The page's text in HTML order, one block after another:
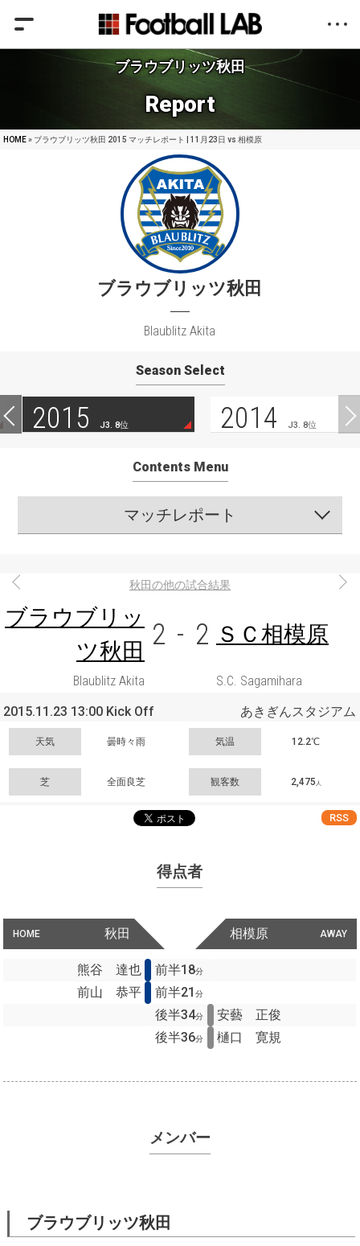
ブラウブリッツ秋田
Report
HOME» ブラウブリッツ秋田 2015 マッチレポート | 11月23日 vs 相模原
ブラウブリッツ秋田
Blaublitz Akita
Season Select
2015 J3. 8位 2014 J3. 8位
Contents Menu
マッチレポート
秋田の他の試合結果
ブラウブリッ
ツ秋田 2 - 2 ＳＣ相模原
Blaublitz Akita
S.C. Sagamihara
2015.11.23 13:00 Kick Off
あきぎんスタジアム
天気 曇時々雨 気温 12.2℃
芝 全面良芝 観客数 2,475 人
RSS
得点者
HOME 秋田 AWAY
相模原
熊谷 達也 前半18分
前山 恭平 前半21分
後半34分
安藝 正俊
後半36分 樋口 寛規
メンバー
ブラウブリッツ秋田